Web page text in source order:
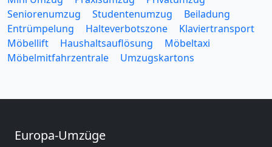
Seniorenumzug
Studentenumzug
Beiladung
Entrümpelung
Halteverbotszone
Klaviertransport
Möbellift
Haushaltsauflösung
Möbeltaxi
Möbelmitfahrzentrale
Umzugskartons
Europa-Umzüge